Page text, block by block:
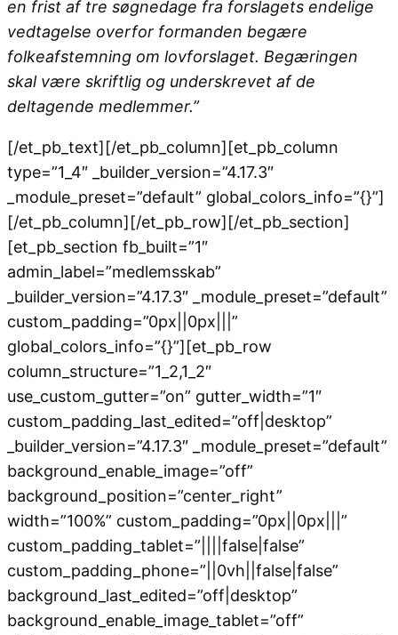
en frist af tre søgnedage fra forslagets endelige
vedtagelse overfor formanden begære
folkeafstemning om lovforslaget. Begæringen
skal være skriftlig og underskrevet af de
deltagende medlemmer.”
[/et_pb_text][/et_pb_column][et_pb_column
type=”1_4″ _builder_version=”4.17.3″
_module_preset=”default” global_colors_info=”{}”]
[/et_pb_column][/et_pb_row][/et_pb_section]
[et_pb_section fb_built=”1″
admin_label=”medlemsskab”
_builder_version=”4.17.3″ _module_preset=”default”
custom_padding=”0px||0px|||”
global_colors_info=”{}”][et_pb_row
column_structure=”1_2,1_2″
use_custom_gutter=”on” gutter_width=”1″
custom_padding_last_edited=”off|desktop”
_builder_version=”4.17.3″ _module_preset=”default”
background_enable_image=”off”
background_position=”center_right”
width=”100%” custom_padding=”0px||0px|||”
custom_padding_tablet=”||||false|false”
custom_padding_phone=”||0vh||false|false”
background_last_edited=”off|desktop”
background_enable_image_tablet=”off”